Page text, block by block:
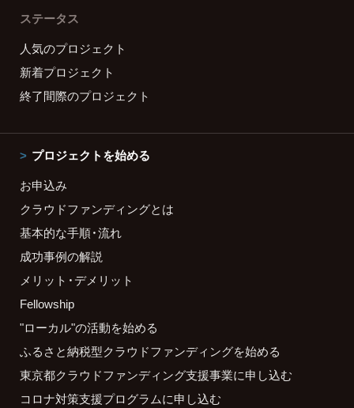
ステータス
人気のプロジェクト
新着プロジェクト
終了間際のプロジェクト
プロジェクトを始める
お申込み
クラウドファンディングとは
基本的な手順・流れ
成功事例の解説
メリット・デメリット
Fellowship
"ローカル"の活動を始める
ふるさと納税型クラウドファンディングを始める
東京都クラウドファンディング支援事業に申し込む
コロナ対策支援プログラムに申し込む